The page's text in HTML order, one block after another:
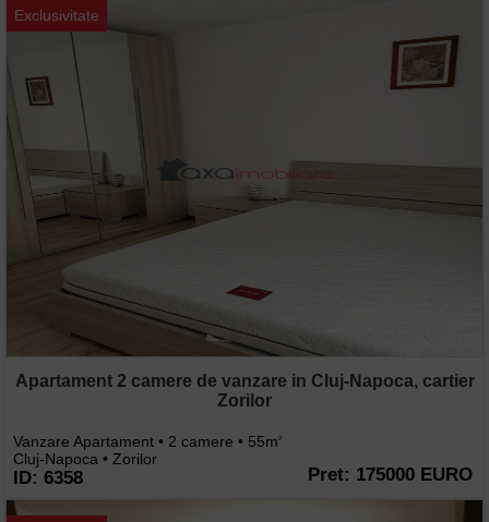
Exclusivitate
Apartament 2 camere de vanzare in Cluj-Napoca, cartier
Zorilor
Vanzare Apartament • 2 camere • 55m2
Cluj-Napoca • Zorilor
ID: 6358 Pret: 175000 EURO